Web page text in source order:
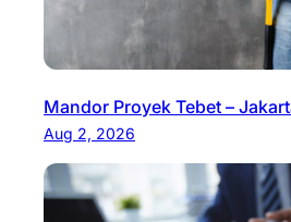
Mandor Proyek Tebet –
Aug 2, 2026